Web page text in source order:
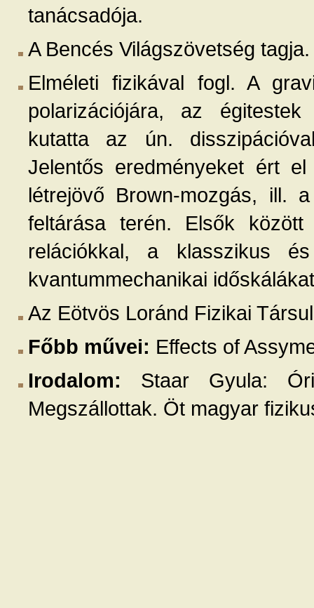
tanácsadója.
A Bencés Világszövetség tagja.
Elméleti fizikával fogl. A
polarizációjára, az égitestek
kutatta az ún.
Jelentős eredményeket ért
létrejövő Brown-mozgás, ill.
feltárása terén. Elsők
relációkkal, a klasszikus
kvantummechanikai
Az Eötvös Loránd Fizikai
Főbb művei: Effects of
Irodalom: Staar Gyula:
Megszállottak. Öt magyar